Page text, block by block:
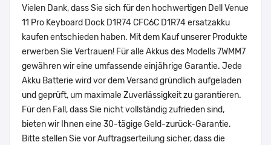
Vielen Dank, dass Sie sich für den hochwertigen Dell Venue
11 Pro Keyboard Dock D1R74 CFC6C D1R74 ersatzakku
kaufen entschieden haben. Mit dem Kauf unserer Produkte
erwerben Sie Vertrauen! Für alle Akkus des Modells 7WMM7
gewähren wir eine umfassende einjährige Garantie. Jede
Akku Batterie wird vor dem Versand gründlich aufgeladen
und geprüft, um maximale Zuverlässigkeit zu garantieren.
Für den Fall, dass Sie nicht vollständig zufrieden sind,
bieten wir Ihnen eine 30-tägige Geld-zurück-Garantie.
Bitte stellen Sie vor Auftragserteilung sicher, dass die